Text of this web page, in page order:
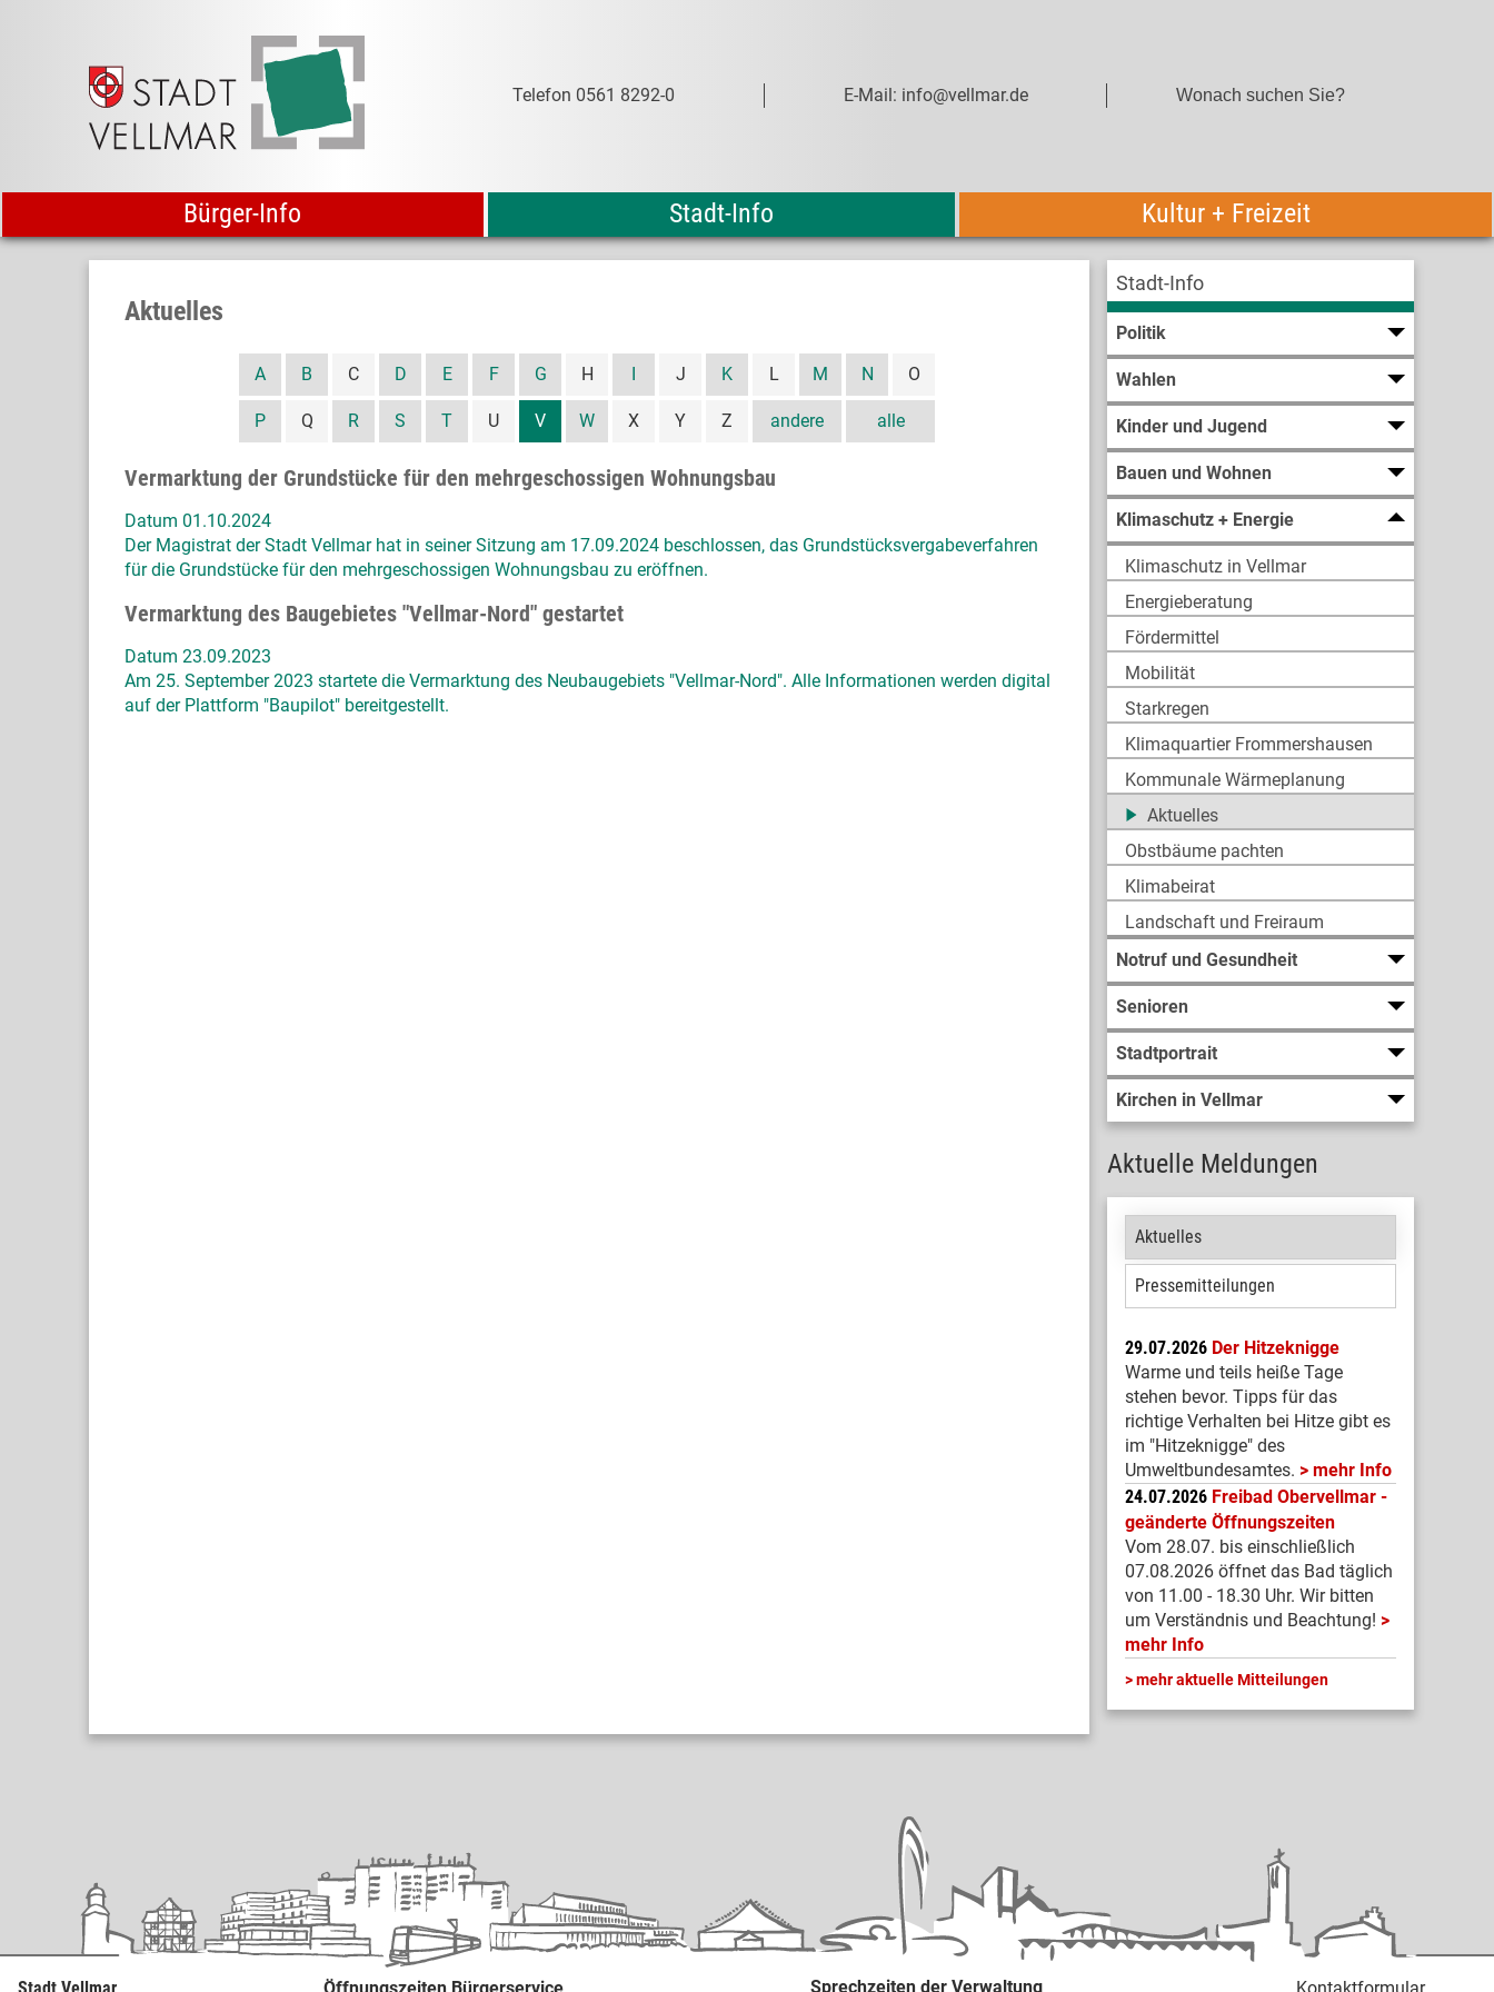
Telefon 0561 8292-0 E-Mail: info@vellmar.de
Bürger-Info Stadt-Info Kultur + Freizeit
Stadt-Info
Politik
Wahlen
Kinder und Jugend
Bauen und Wohnen
Klimaschutz + Energie
Klimaschutz in Vellmar
Energieberatung
Fördermittel
Mobilität
Starkregen
Klimaquartier Frommershausen
Kommunale Wärmeplanung
Aktuelles
Obstbäume pachten
Klimabeirat
Landschaft und Freiraum
Notruf und Gesundheit
Senioren
Stadtportrait
Kirchen in Vellmar
Aktuelle Meldungen
Aktuelles
Pressemitteilungen
29.07.2026 Der Hitzeknigge
Warme und teils heiße Tage
stehen bevor. Tipps für das
richtige Verhalten bei Hitze gibt es
im "Hitzeknigge" des
Umweltbundesamtes.
mehr Info
24.07.2026 Freibad Obervellmar -
geänderte Öffnungszeiten
Vom 28.07. bis einschließlich
07.08.2026 öffnet das Bad täglich
von 11.00 - 18.30 Uhr. Wir bitten
um Verständnis und Beachtung!
mehr Info
mehr aktuelle Mitteilungen
Aktuelles
alle
A B C D E F G H J K L M N O
P Q R S T U V W X Y Z andere
Vermarktung der Grundstücke für den mehrgeschossigen Wohnungsbau
Datum 01.10.2024
Der Magistrat der Stadt Vellmar hat in seiner Sitzung am 17.09.2024 beschlossen, das Grundstücksvergabeverfahren
für die Grundstücke für den mehrgeschossigen Wohnungsbau zu eröffnen.
Vermarktung des Baugebietes "Vellmar-Nord" gestartet
Datum 23.09.2023
Am 25. September 2023 startete die Vermarktung des Neubaugebiets "Vellmar-Nord". Alle Informationen werden digital
auf der Plattform "Baupilot" bereitgestellt.
Sprechzeiten der Verwaltung